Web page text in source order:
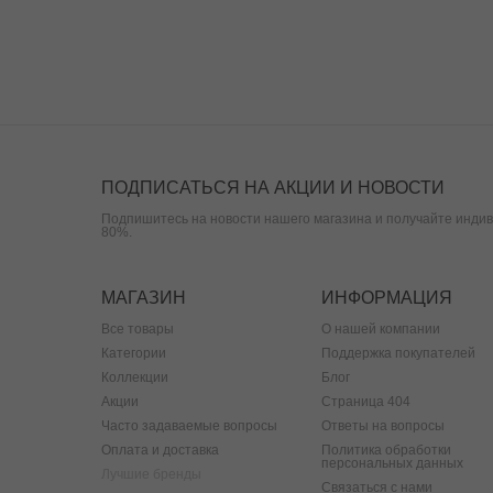
ПОДПИСАТЬСЯ НА АКЦИИ И НОВОСТИ
Подпишитесь на новости нашего магазина и получайте
80%.
МАГАЗИН ИНФОРМАЦИЯ
Все товары
Категории
Коллекции
Акции
Часто задаваемые вопросы
Оплата и доставка
О нашей компании
Поддержка покупателей
Блог
Страница 404
Ответы на вопросы
Политика обработки
персональных данных
Связаться с нами